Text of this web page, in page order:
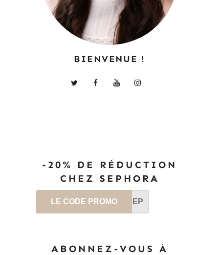
BIENVENUE !
-20% DE RÉDUCTION
CHEZ SEPHORA
LE CODE PROMO SEP
ABONNEZ-VOUS À